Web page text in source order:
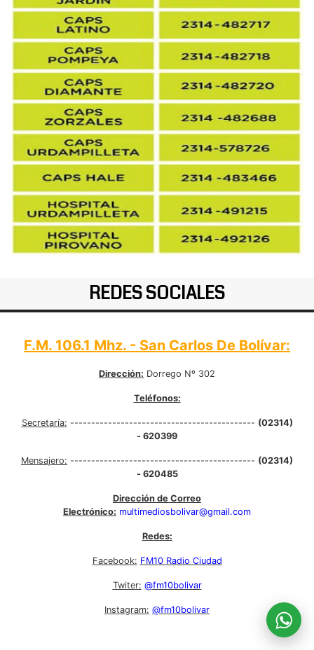
REDES SOCIALES
F.M. 106.1 Mhz. - San Carlos De Bolívar:
Dirección: Dorrego Nº 302
Teléfonos:
Secretaría: -------------------------------------------- (02314)
- 620399
Mensajero: -------------------------------------------- (02314)
- 620485
Dirección de Correo
Electrónico: multimediosbolivar@gmail.com
Redes:
Facebook: FM10 Radio Ciudad
Twiter: @fm10bolivar
Instagram: @fm10bolivar